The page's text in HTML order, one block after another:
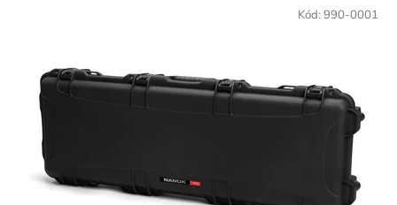
Kód: 990-0001